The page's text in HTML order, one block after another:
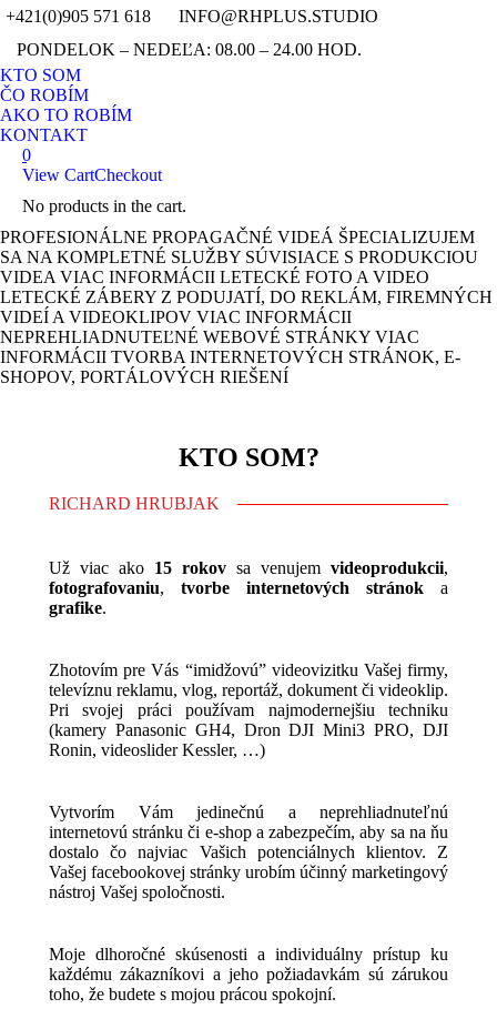
+421(0)905 571 618
INFO@RHPLUS.STUDIO
PONDELOK – NEDEĽA: 08.00 – 24.00 HOD.
KTO SOM
ČO ROBÍM
AKO TO ROBÍM
KONTAKT
Search:
0
View CartCheckout
No products in the cart.
PROFESIONÁLNE PROPAGAČNÉ VIDEÁ ŠPECIALIZUJEM
SA NA KOMPLETNÉ SLUŽBY SÚVISIACE S PRODUKCIOU
VIDEA VIAC INFORMÁCII LETECKÉ FOTO A VIDEO
LETECKÉ ZÁBERY Z PODUJATÍ, DO REKLÁM, FIREMNÝCH
VIDEÍ A VIDEOKLIPOV VIAC INFORMÁCII
NEPREHLIADNUTEĽNÉ WEBOVÉ STRÁNKY VIAC
INFORMÁCII TVORBA INTERNETOVÝCH STRÁNOK, E-
SHOPOV, PORTÁLOVÝCH RIEŠENÍ
KTO SOM?
RICHARD HRUBJAK
Už viac ako 15 rokov sa venujem videoprodukcii,
fotografovaniu, tvorbe internetových stránok a
grafike.
Zhotovím pre Vás “imidžovú” videovizitku Vašej firmy,
televíznu reklamu, vlog, reportáž, dokument či videoklip.
Pri svojej práci používam najmodernejšiu techniku
(kamery Panasonic GH4, Dron DJI Mini3 PRO, DJI
Ronin, videoslider Kessler, …)
Vytvorím Vám jedinečnú a neprehliadnuteľnú
internetovú stránku či e-shop a zabezpečím, aby sa na ňu
dostalo čo najviac Vašich potenciálnych klientov. Z
Vašej facebookovej stránky urobím účinný marketingový
nástroj Vašej spoločnosti.
Moje dlhoročné skúsenosti a individuálny prístup ku
každému zákazníkovi a jeho požiadavkám sú zárukou
toho, že budete s mojou prácou spokojní.